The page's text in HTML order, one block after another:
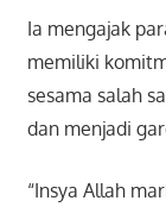
Ia mengajak
memiliki
sesama salah
dan menjadi
“Insya Allah